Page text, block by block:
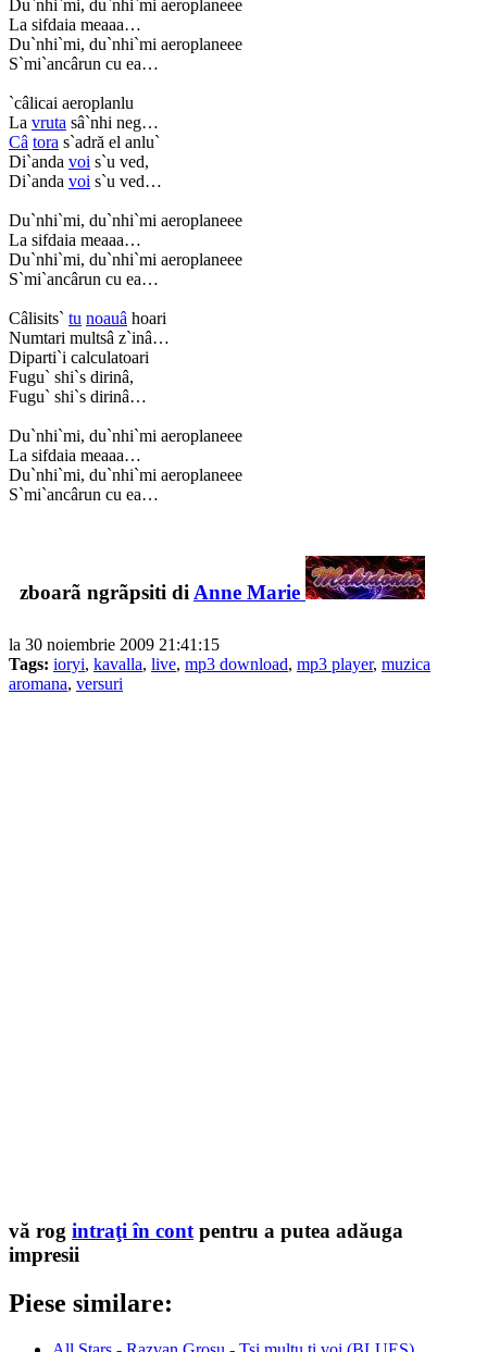
Du`nhi`mi, du`nhi`mi aeroplaneee
La sifdaia meaaa…
Du`nhi`mi, du`nhi`mi aeroplaneee
S`mi`ancârun cu ea…
`câlicai aeroplanlu
La vruta sâ`nhi neg…
Câ tora s`adră el anlu`
Di`anda voi s`u ved,
Di`anda voi s`u ved…
Du`nhi`mi, du`nhi`mi aeroplaneee
La sifdaia meaaa…
Du`nhi`mi, du`nhi`mi aeroplaneee
S`mi`ancârun cu ea…
Câlisits` tu noauâ hoari
Numtari multsâ z`inâ…
Diparti`i calculatoari
Fugu` shi`s dirinâ,
Fugu` shi`s dirinâ…
Du`nhi`mi, du`nhi`mi aeroplaneee
La sifdaia meaaa…
Du`nhi`mi, du`nhi`mi aeroplaneee
S`mi`ancârun cu ea…
zboarã ngrãpsiti di Anne Marie
la 30 noiembrie 2009 21:41:15
Tags: ioryi, kavalla, live, mp3 download, mp3 player, muzica
aromana, versuri
vă rog intraţi în cont pentru a putea adăuga
impresii
Piese similare: